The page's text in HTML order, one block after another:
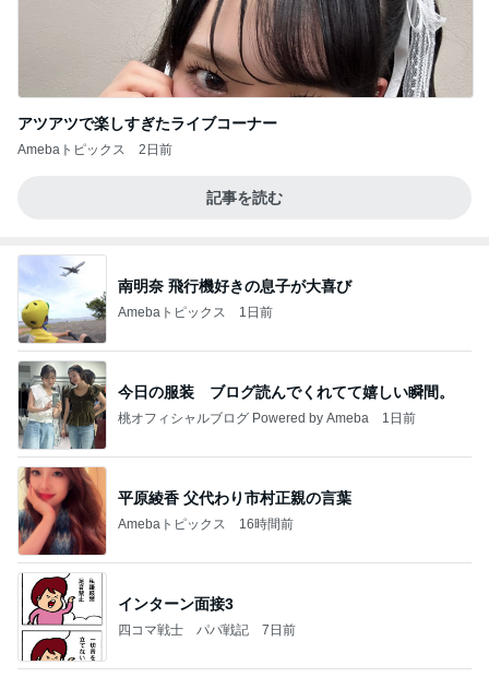
アツアツで楽しすぎたライブコーナー
Amebaトピックス 2日前
記事を読む
南明奈 飛行機好きの息子が大喜び
Amebaトピックス 1日前
今日の服装 ブログ読んでくれてて嬉しい瞬間。
桃オフィシャルブログ Powered by Ameba 1日前
平原綾香 父代わり市村正親の言葉
Amebaトピックス 16時間前
インターン面接3
四コマ戦士 パパ戦記 7日前